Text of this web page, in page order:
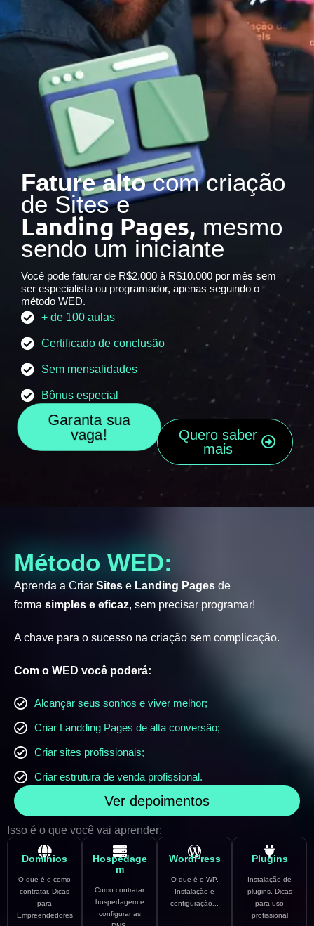
Fature altocom criação
de Sites e
Landing Pages, mesmo
sendo um iniciante
Você pode faturar de R$2.000 à R$10.000 por mês sem
ser especialista ou programador, apenas seguindo o
método WED.
+ de 100 aulas
Certificado de conclusão
Sem mensalidades
Bônus especial
Garanta sua
vaga!
Quero saber
mais
Método WED:
Aprenda a Criar Sites e Landing Pages de
forma simples e eficaz, sem precisar programar!
A chave para o sucesso na criação sem complicação.
Com o WED você poderá:
Alcançar seus sonhos e viver melhor;
Criar Landding Pages de alta conversão;
Criar sites profissionais;
Criar estrutura de venda profissional.
Ver depoimentos
Isso é o que você vai aprender:
Domínios
O que é e como
contratar. Dicas
para
Empreendedores
Hospedage
m
Como contratar
hospedagem e
configurar as
WordPress
O que é o WP,
Instalação e
configuração...
Plugins
Instalação de
plugins. Dicas
para uso
profissional